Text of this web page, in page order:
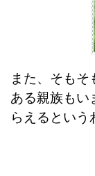
また、そもそ
ある親族もい
らえるという